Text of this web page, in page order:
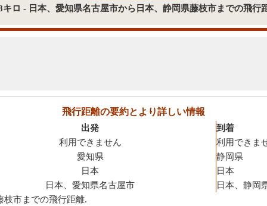
キロ - 日本、愛知県名古屋市から日本、静岡県藤枝市までの飛行
飛行距離の要約とより詳しい情報
出発
利用できません
愛知県
日本
日本、愛知県名古屋市
到着
利用できま
静岡県
日本
日本、静岡
枝市までの飛行距離.